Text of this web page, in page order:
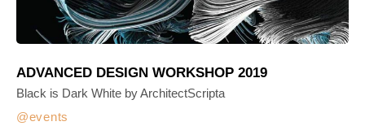
ADVANCED DESIGN WORKSHOP 2019
events
Black is Dark White by ArchitectScripta